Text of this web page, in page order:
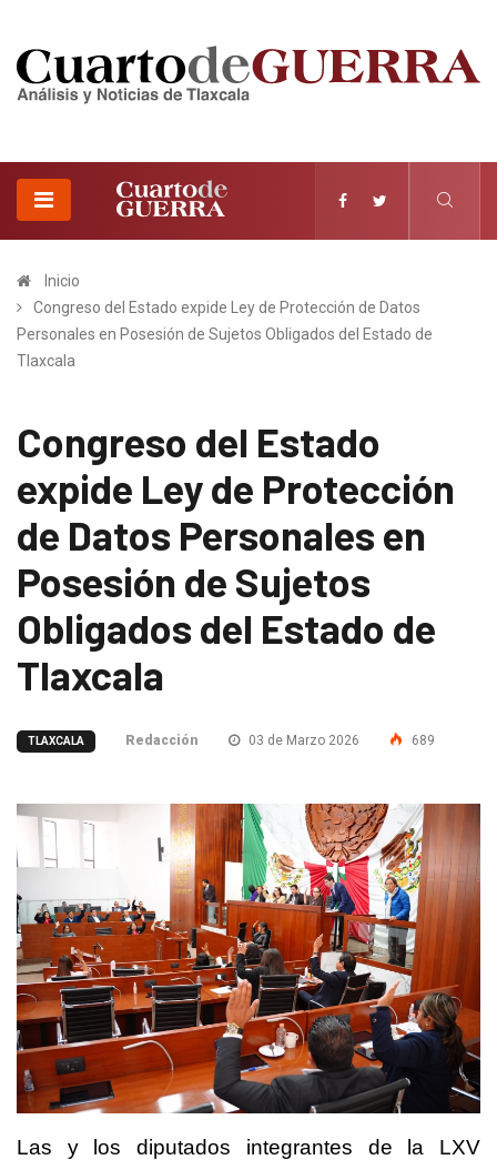
Inicio
Congreso del Estado expide Ley de Protección de Datos
Personales en Posesión de Sujetos Obligados del Estado de
Tlaxcala
Congreso del Estado
expide Ley de Protección
de Datos Personales en
Posesión de Sujetos
Obligados del Estado de
Tlaxcala
TLAXCALA Redacción 03 de Marzo 2026 689
Las y los diputados integrantes de la LXV